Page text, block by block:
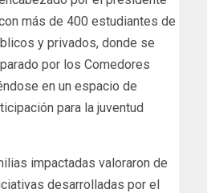
más de 400 estudiantes de
y privados, donde se
por los Comedores
en un espacio de
para la juventud
impactadas valoraron de
desarrolladas por el